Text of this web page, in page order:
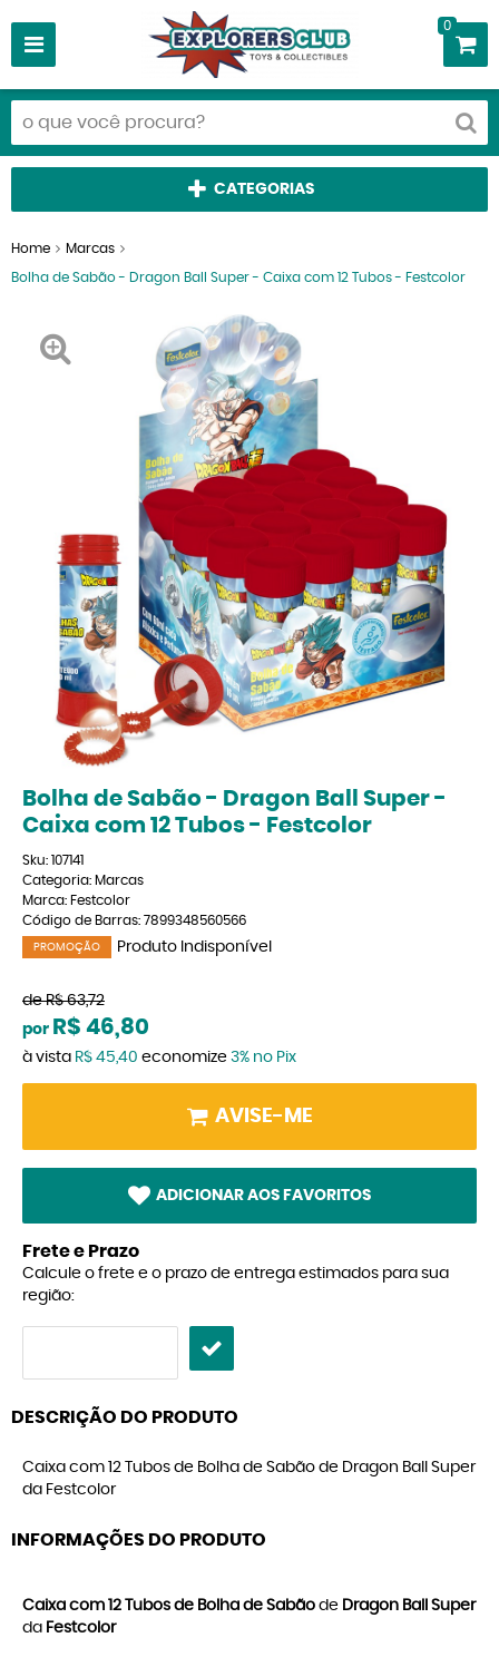
0
CATEGORIAS
Home Marcas
Bolha de Sabão - Dragon Ball Super - Caixa com 12 Tubos - Festcolor
Bolha de Sabão - Dragon Ball Super -
Caixa com 12 Tubos - Festcolor
Sku: 107141
Categoria: Marcas
Marca: Festcolor
Código de Barras: 7899348560566
PROMOÇÃO Produto Indisponível
de R$ 63,72
por R$ 46,80
à vista R$ 45,40 economize 3% no Pix
AVISE-ME
ADICIONAR AOS FAVORITOS
Frete e Prazo
Calcule o frete e o prazo de entrega estimados para sua
região:
DESCRIÇÃO DO PRODUTO
Caixa com 12 Tubos de Bolha de Sabão de Dragon Ball Super
da Festcolor
INFORMAÇÕES DO PRODUTO
Caixa com 12 Tubos de Bolha de Sabão de Dragon Ball Super
da Festcolor